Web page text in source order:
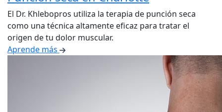
El Dr. Khlebopros utiliza la terapia de punción seca
como una técnica altamente eficaz para tratar el
origen de tu dolor muscular.
Aprende más